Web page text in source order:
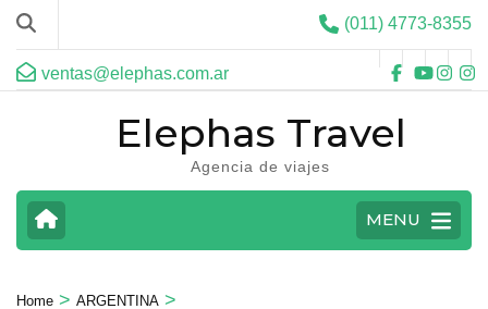
(011) 4773-8355
ventas@elephas.com.ar
Elephas Travel
Agencia de viajes
MENU
Home > ARGENTINA >